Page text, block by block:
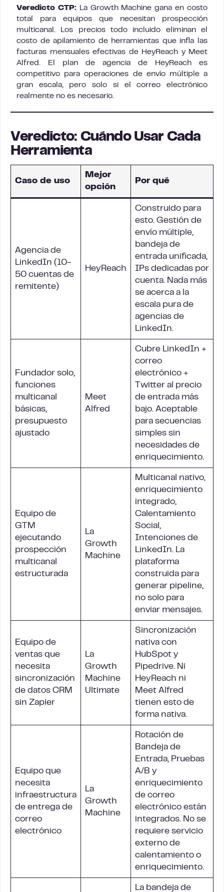
Veredicto CTP:La Growth Machine gana en costo
total para equipos que necesitan prospección
multicanal. Los precios todo incluido eliminan el
costo de apilamiento de herramientas que infla las
facturas mensuales efectivas de HeyReach y Meet
Alfred. El plan de agencia de HeyReach es
competitivo para operaciones de envío múltiple a
gran escala, pero solo si el correo electrónico
realmente no es necesario.
Veredicto: Cuándo Usar Cada
Herramienta
Caso de uso
Mejor
opción
Por qué
Agencia de
LinkedIn (10-
50 cuentas de
remitente)
HeyReach
Construido para
esto. Gestión de
envío múltiple,
bandeja de
entrada unificada,
IPs dedicadas por
cuenta. Nada más
se acerca a la
escala pura de
agencias de
LinkedIn.
Fundador solo,
funciones
multicanal
básicas,
presupuesto
ajustado
Meet
Alfred
Cubre LinkedIn +
correo
electrónico +
Twitter al precio
de entrada más
bajo. Aceptable
para secuencias
simples sin
necesidades de
enriquecimiento.
Equipo de
GTM
ejecutando
prospección
multicanal
estructurada
La
Growth
Machine
Multicanal nativo,
enriquecimiento
integrado,
Calentamiento
Social,
Intenciones de
LinkedIn. La
plataforma
construida para
generar pipeline,
no solo para
enviar mensajes.
Equipo de
ventas que
necesita
sincronización
de datos CRM
sin Zapier
La
Growth
Machine
Ultimate
Sincronización
nativa con
HubSpot y
Pipedrive. Ni
HeyReach ni
Meet Alfred
tienen esto de
forma nativa.
Equipo que
necesita
infraestructura
de entrega de
correo
electrónico
La
Growth
Machine
Rotación de
Bandeja de
Entrada, Pruebas
A/B y
enriquecimiento
de correo
electrónico están
integrados. No se
requiere servicio
externo de
calentamiento o
enriquecimiento.
La bandeja de